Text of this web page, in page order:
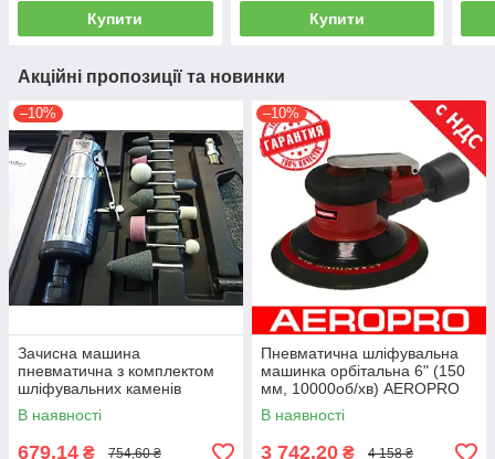
Купити Купити
Акційні пропозиції та новинки
–10%
Зачисна машина
пневматична з комплектом
шліфувальних каменів
AIRKRAFT TP-201 K
В наявності
679,14 ₴ 754,60 ₴
–10%
Пневматична шліфувальна
машинка орбітальна 6" (150
мм, 10000об/хв) AEROPRO
RP7336s (шліфмашинка)
В наявності
3 742,20 ₴ 4 158 ₴